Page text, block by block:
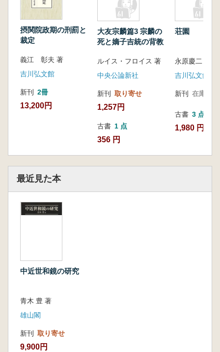
摂関院政期の刑罰と
裁定
義江 彰夫 著
吉川弘文館
新刊 2冊
13,200円
大友宗麟篇3 宗麟の
死と嫡子吉統の背教
ルイス・フロイス 著
中央公論新社
新刊 取り寄せ
1,257円
古書 1 点
356 円
荘園
永原慶二 著
吉川弘文館
新刊 在庫なし
古書 3 点
1,980 円~
最近見た本
中近世和鏡の研究
青木 豊 著
雄山閣
新刊 取り寄せ
9,900円